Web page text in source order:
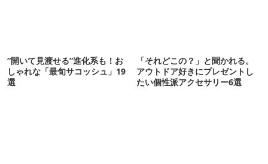
“開いて見渡せる”進化系も！お
しゃれな「最旬サコッシュ」19
選
「それどこの？」と聞かれる。
アウトドア好きにプレゼントし
たい個性派アクセサリー6選